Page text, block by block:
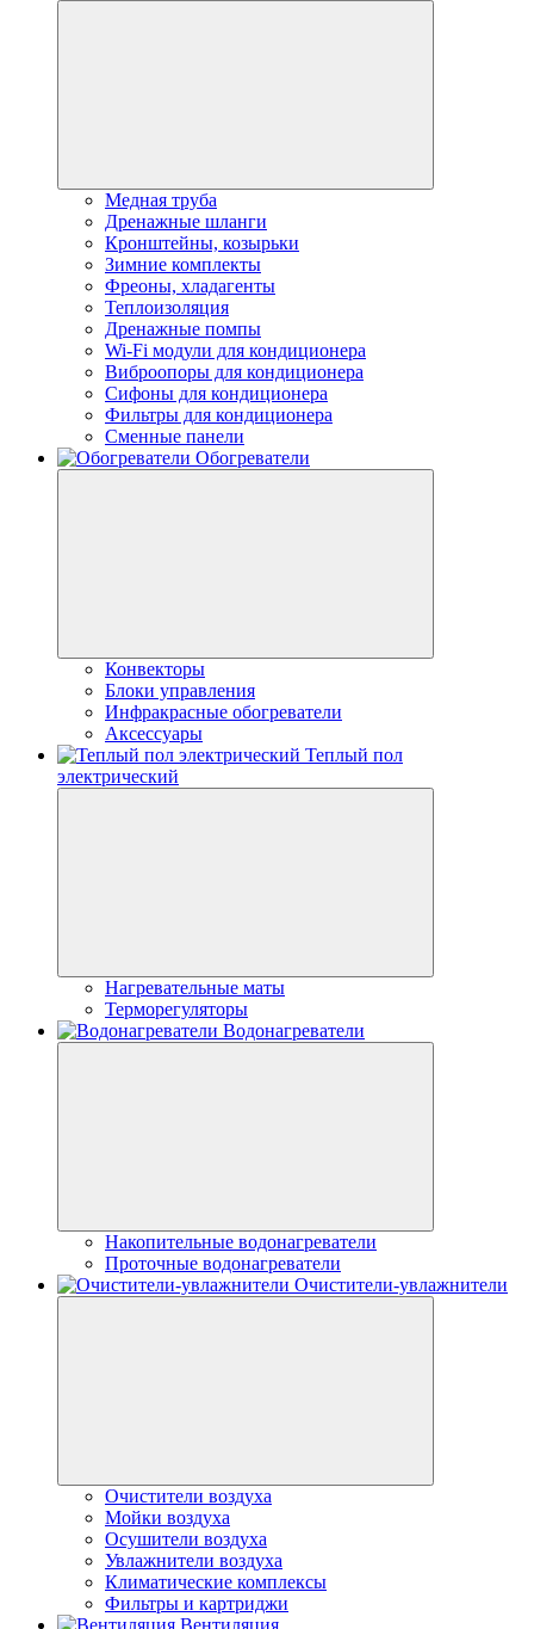
Медная труба
Дренажные шланги
Кронштейны, козырьки
Зимние комплекты
Фреоны, хладагенты
Теплоизоляция
Дренажные помпы
Wi-Fi модули для кондиционера
Виброопоры для кондиционера
Сифоны для кондиционера
Фильтры для кондиционера
Сменные панели
Обогреватели
Конвекторы
Блоки управления
Инфракрасные обогреватели
Аксессуары
Теплый пол
электрический
Нагревательные маты
Терморегуляторы
Водонагреватели
Накопительные водонагреватели
Проточные водонагреватели
Очистители-увлажнители
Очистители воздуха
Мойки воздуха
Осушители воздуха
Увлажнители воздуха
Климатические комплексы
Фильтры и картриджи
Вентиляция